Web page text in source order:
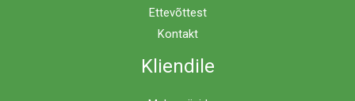
Ettevõttest
Kontakt
Kliendile